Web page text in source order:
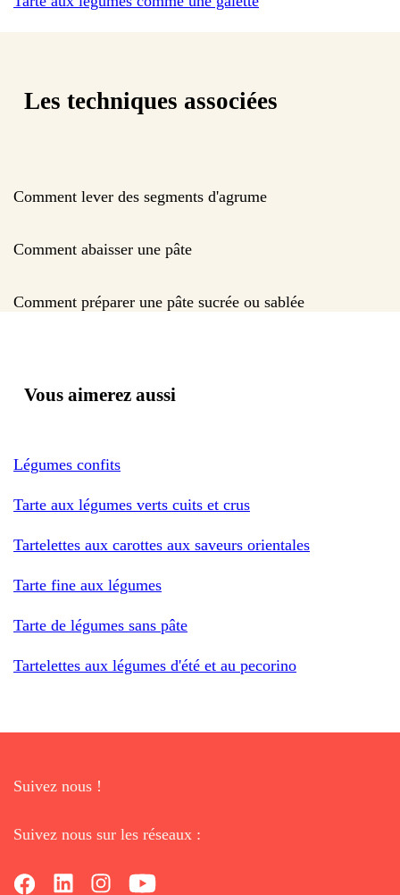
Les techniques associées
Comment lever des segments d'agrume
Comment abaisser une pâte
Comment préparer une pâte sucrée ou sablée
Vous aimerez aussi
Légumes confits
Tarte aux légumes verts cuits et crus
Tartelettes aux carottes aux saveurs orientales
Tarte fine aux légumes
Tarte de légumes sans pâte
Tartelettes aux légumes d'été et au pecorino
Suivez nous !
Suivez nous sur les réseaux :